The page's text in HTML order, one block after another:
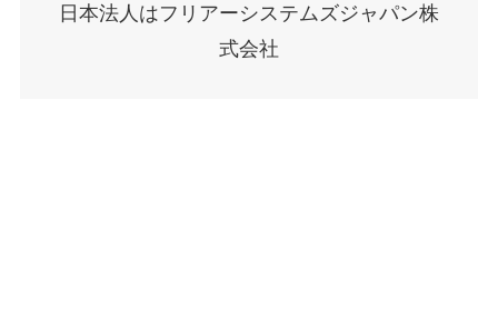
日本法人はフリアーシステムズジャパン株
式会社